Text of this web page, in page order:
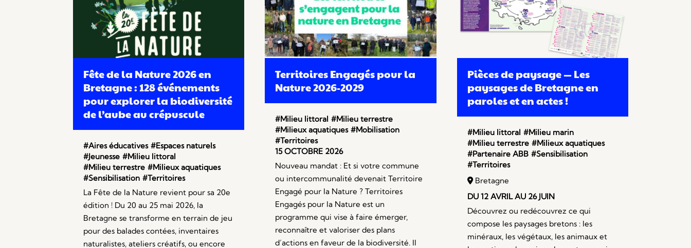
Fête de la Nature 2026 en
Bretagne : 128 événements
pour explorer la biodiversité
de l’aube au crépuscule
#Aires éducatives #Espaces naturels
#Jeunesse #Milieu littoral
#Milieu terrestre #Milieux aquatiques
#Sensibilisation #Territoires
La Fête de la Nature revient pour sa 20e
édition ! Du 20 au 25 mai 2026, la
Bretagne se transforme en terrain de jeu
pour des balades contées, inventaires
naturalistes, ateliers créatifs, ou encore
Territoires Engagés pour la
Nature 2026-2029
#Milieu littoral #Milieu terrestre
#Milieux aquatiques #Mobilisation
#Territoires
15 OCTOBRE 2026
Nouveau mandat : Et si votre commune
ou intercommunalité devenait Territoire
Engagé pour la Nature ? Territoires
Engagés pour la Nature est un
programme qui vise à faire émerger,
reconnaître et valoriser des plans
d’actions en faveur de la biodiversité. Il
Pièces de paysage — Les
paysages de Bretagne en
paroles et en actes !
#Milieu littoral #Milieu marin
#Milieu terrestre #Milieux aquatiques
#Partenaire ABB #Sensibilisation
#Territoires
Bretagne
DU 12 AVRIL AU 26 JUIN
Découvrez ou redécouvrez ce qui
compose les paysages bretons : les
minéraux, les végétaux, les animaux et